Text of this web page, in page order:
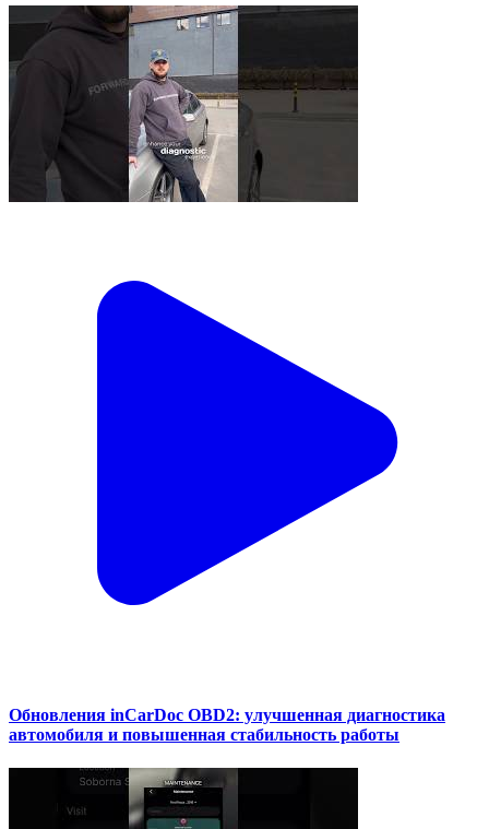
Обновления inCarDoc OBD2: улучшенная диагностика
автомобиля и повышенная стабильность работы